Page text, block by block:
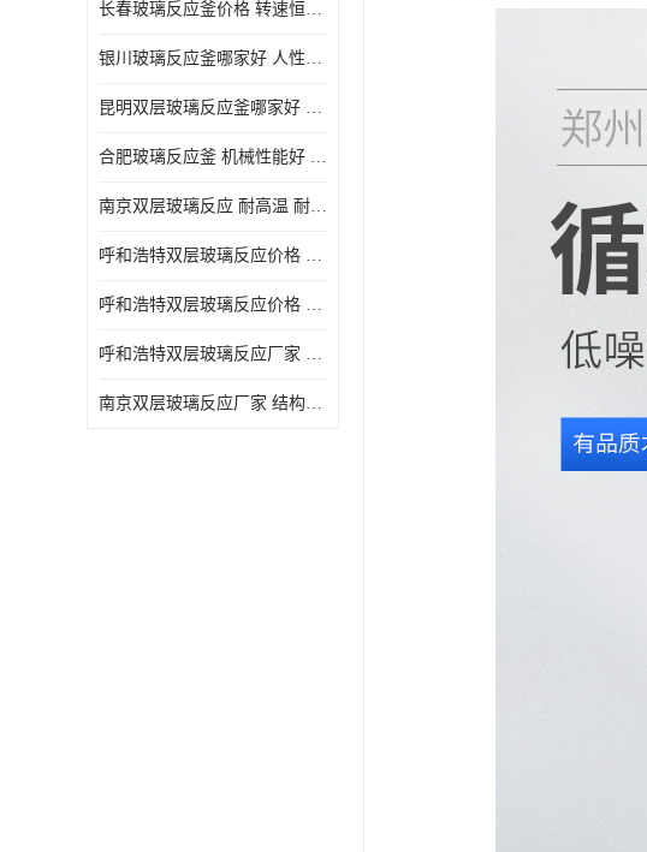
长春玻璃反应釜价格 转速恒定 机械性能好
银川玻璃反应釜哪家好 人性化设计 可连续工作
昆明双层玻璃反应釜哪家好 人性化设计 可连续工作 机械性能好
合肥玻璃反应釜 机械性能好 可连续工作
南京双层玻璃反应 耐高温 耐腐蚀 空载不宜高速运转
呼和浩特双层玻璃反应价格 安全稳定 机械性能好
呼和浩特双层玻璃反应价格 结构紧凑 可做加热反应
呼和浩特双层玻璃反应厂家 转速恒定 空载不宜高速运转
南京双层玻璃反应厂家 结构紧凑 可连续工作 可做加热反应